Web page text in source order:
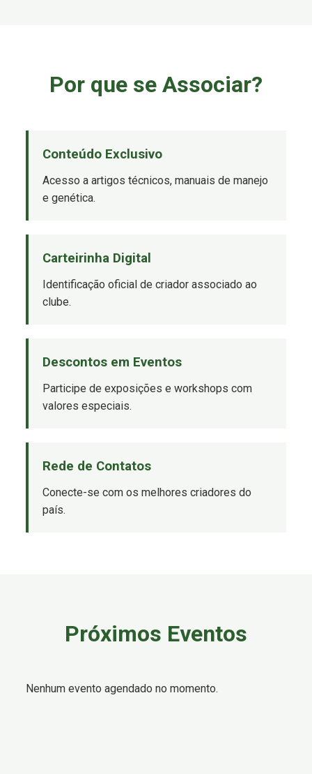
Por que se Associar?
Conteúdo Exclusivo
Acesso a artigos técnicos, manuais de manejo
e genética.
Carteirinha Digital
Identificação oficial de criador associado ao
clube.
Descontos em Eventos
Participe de exposições e workshops com
valores especiais.
Rede de Contatos
Conecte-se com os melhores criadores do
país.
Próximos Eventos
Nenhum evento agendado no momento.